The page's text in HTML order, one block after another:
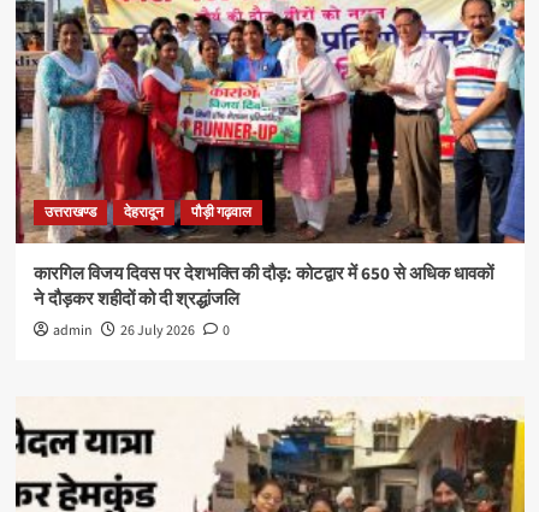
उत्तराखण्ड देहरादून पौड़ी गढ़वाल
कारगिल विजय दिवस पर देशभक्ति की दौड़: कोटद्वार में 650 से अधिक धावकों
ने दौड़कर शहीदों को दी श्रद्धांजलि
admin 26 July 2026 0